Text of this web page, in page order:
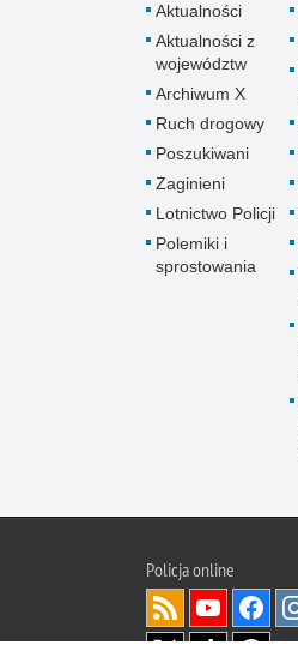
Aktualności
Aktualności z
województw
Archiwum X
Ruch drogowy
Poszukiwani
Zaginieni
Lotnictwo Policji
Polemiki i
sprostowania
Policjaonline